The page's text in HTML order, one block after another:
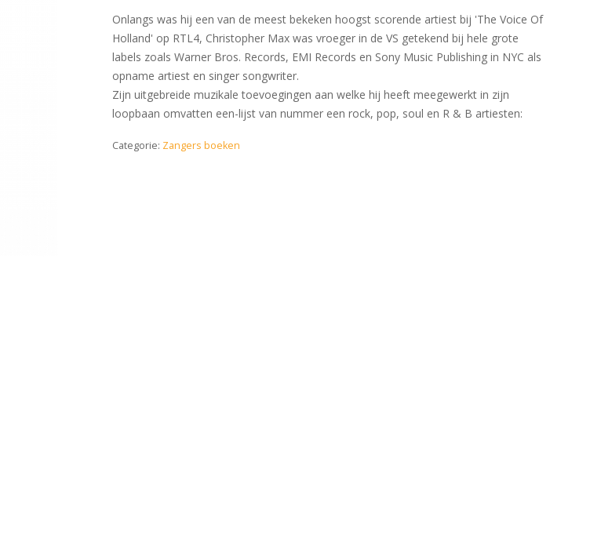
Onlangs was hij een van de meest bekeken hoogst scorende artiest bij 'The Voice Of
Holland' op RTL4, Christopher Max was vroeger in de VS getekend bij hele grote
labels zoals Warner Bros. Records, EMI Records en Sony Music Publishing in NYC als
opname artiest en singer songwriter.
Zijn uitgebreide muzikale toevoegingen aan welke hij heeft meegewerkt in zijn
loopbaan omvatten een-lijst van nummer een rock, pop, soul en R & B artiesten:
Categorie: Zangers boeken